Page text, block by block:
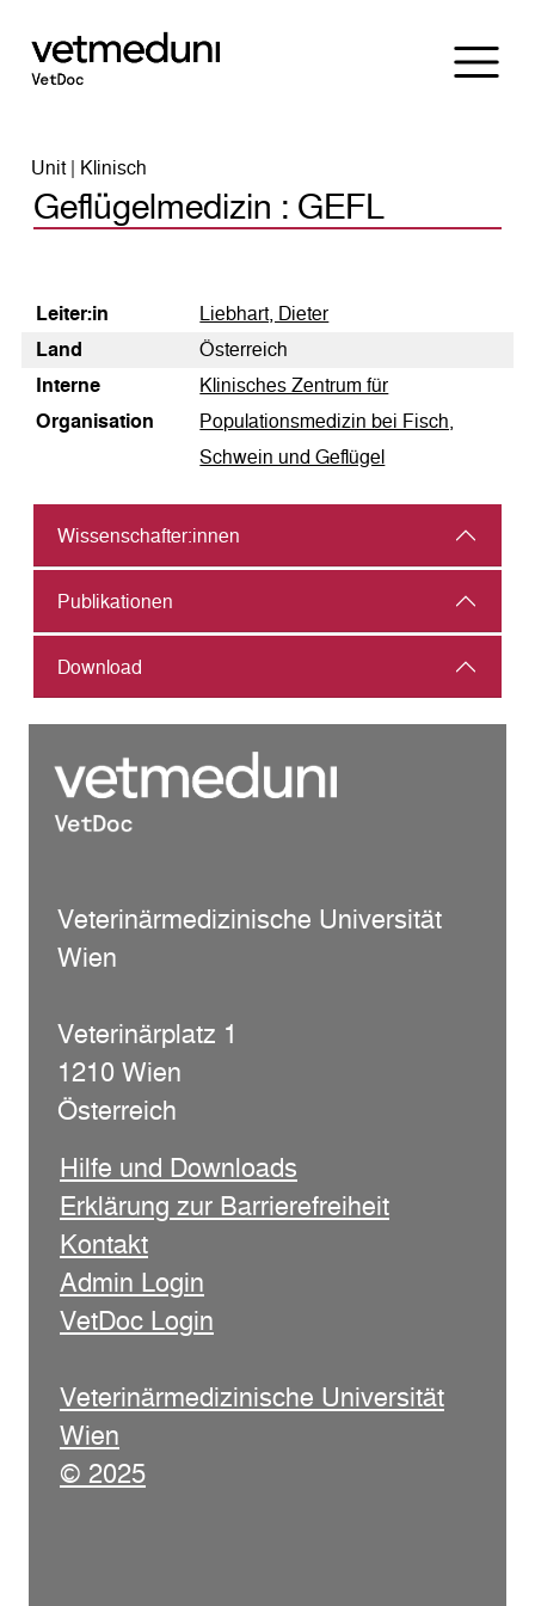
Unit | Klinisch
Geflügelmedizin : GEFL
Leiter:in
Liebhart, Dieter
Land
Österreich
Interne
Organisation
Klinisches Zentrum für
Populationsmedizin bei Fisch,
Schwein und Geflügel
Wissenschafter:innen
Publikationen
Download
Veterinärmedizinische Universität
Wien
Veterinärplatz 1
1210 Wien
Österreich
Hilfe und Downloads
Erklärung zur Barrierefreiheit
Kontakt
Admin Login
VetDoc Login
Veterinärmedizinische Universität
Wien
© 2025